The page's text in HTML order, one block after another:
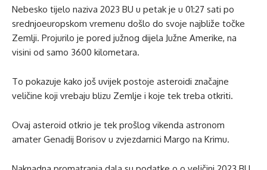
Nebesko tijelo naziva 2023 BU u petak je u 01:27 sati po
srednjoeuropskom vremenu došlo do svoje najbliže točke
Zemlji. Projurilo je pored južnog dijela Južne Amerike, na
visini od samo 3600 kilometara.
To pokazuje kako još uvijek postoje asteroidi značajne
veličine koji vrebaju blizu Zemlje i koje tek treba otkriti.
Ovaj asteroid otkrio je tek prošlog vikenda astronom
amater Genadij Borisov u zvjezdarnici Margo na Krimu.